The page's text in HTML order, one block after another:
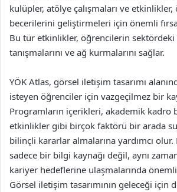
kulüpler, atölye çalışmaları ve
becerilerini geliştirmeleri için önemli
Bu tür etkinlikler, öğrencilerin
tanışmalarını ve ağ kurmalarını sağlar.
YÖK Atlas, görsel iletişim tasarımı
isteyen öğrenciler için vazgeçilmez bir
Programların içerikleri, akademik kadro
etkinlikler gibi birçok faktörü bir arada
bilinçli kararlar almalarına yardımcı
sadece bir bilgi kaynağı değil, aynı
kariyer hedeflerine ulaşmalarında
Görsel iletişim tasarımının geleceği için